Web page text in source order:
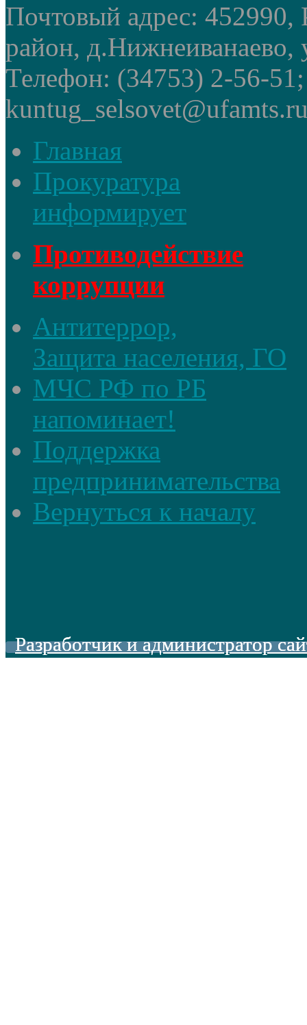
Почтовый адрес: 452990,
район, д.Нижнеиванаево,
Телефон: (34753) 2-56-
Главная
Прокуратура
информирует
Противодействие
коррупции
Антитеррор,
Защита населения, ГО
МЧС РФ по РБ
напоминает!
Поддержка
предпринимательства
Вернуться к началу
Разработчик и администратор